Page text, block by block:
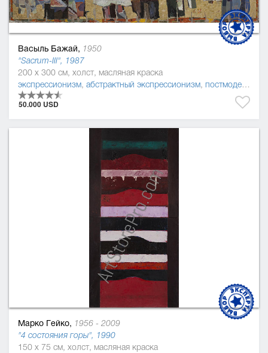
Васыль Бажай, 1950
"Sacrum-ІІІ", 1987
200 x 300 см, холст, масляная краска
экспрессионизм, абстрактный экспрессионизм, постмодернизм
50.000 USD
Марко Гейко, 1956 - 2009
"4 состояния горы", 1990
150 x 75 см, холст, масляная краска